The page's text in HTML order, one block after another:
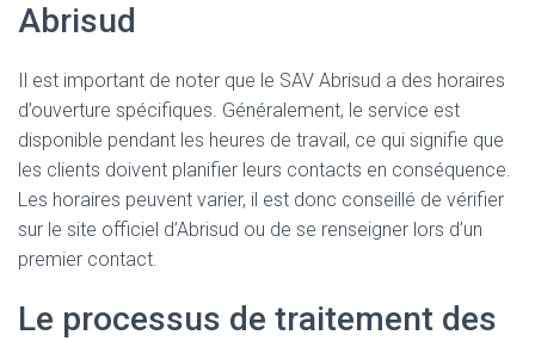
Abrisud
Il est important de noter que le SAV Abrisud a des horaires
d’ouverture spécifiques. Généralement, le service est
disponible pendant les heures de travail, ce qui signifie que
les clients doivent planifier leurs contacts en conséquence.
Les horaires peuvent varier, il est donc conseillé de vérifier
sur le site officiel d’Abrisud ou de se renseigner lors d’un
premier contact.
Le processus de traitement des